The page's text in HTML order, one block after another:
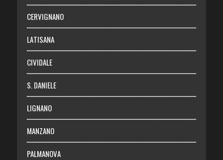
Abbonati
Login
CERVIGNANO
LATISANA
CIVIDALE
S. DANIELE
LIGNANO
MANZANO
PALMANOVA